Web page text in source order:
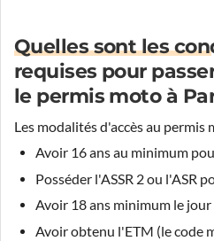
Quelles sont les
requises pour
le permis moto à
Les modalités d'accès au
Avoir 16 ans au minimum
Posséder l'ASSR 2 ou l'ASR
Avoir 18 ans minimum le
Avoir obtenu l'ETM (le code